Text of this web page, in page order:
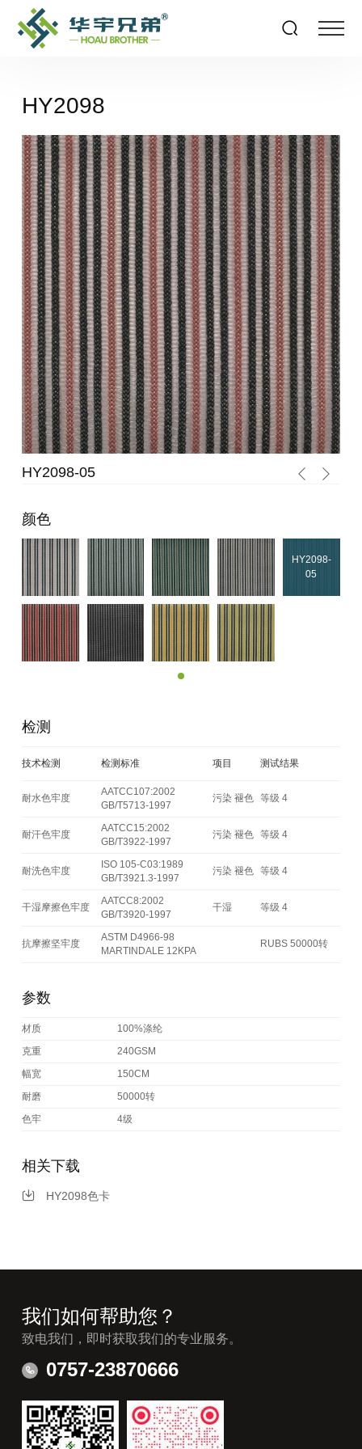
HY2098
HY2098-05
颜色
HY2098-
05
检测
技术检测 检测标准 项目 测试结果
耐水色牢度
AATCC107:2002
GB/T5713-1997
污染 褪色 等级 4
耐汗色牢度
AATCC15:2002
GB/T3922-1997
污染 褪色 等级 4
耐洗色牢度
ISO 105-C03:1989
GB/T3921.3-1997
污染 褪色 等级 4
干湿摩擦色牢度
AATCC8:2002
GB/T3920-1997
干湿 等级 4
抗摩擦坚牢度
ASTM D4966-98
MARTINDALE 12KPA
RUBS 50000转
参数
材质
100%涤纶
克重
240GSM
幅宽
150CM
耐磨
50000转
色牢
4级
相关下载
HY2098色卡
我们如何帮助您？
致电我们，即时获取我们的专业服务。
0757-23870666